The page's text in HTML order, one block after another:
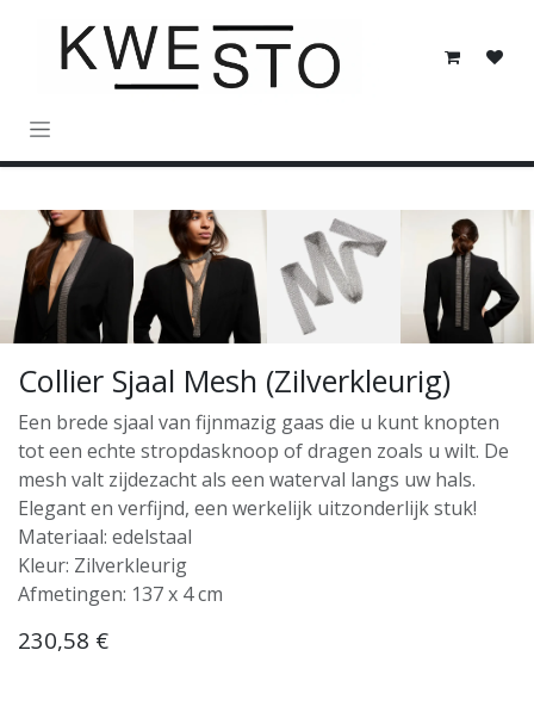
Collier Sjaal Mesh (Zilverkleurig)
Een brede sjaal van fijnmazig gaas die u kunt knopten
tot een echte stropdasknoop of dragen zoals u wilt. De
mesh valt zijdezacht als een waterval langs uw hals.
Elegant en verfijnd, een werkelijk uitzonderlijk stuk!
Materiaal: edelstaal
Kleur: Zilverkleurig
Afmetingen: 137 x 4 cm
230,58 €